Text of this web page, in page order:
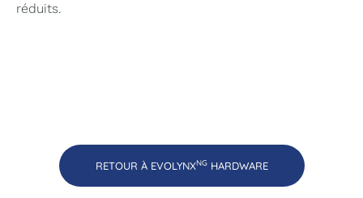
réduits.
RETOUR À EVOLYNXNGHARDWARE